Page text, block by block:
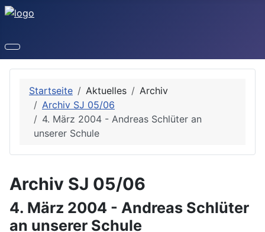
Startseite Aktuelles
Archiv
Archiv SJ 05/06
4. März 2004 - Andreas Schlüter an
unserer Schule
Archiv SJ 05/06
4. März 2004 - Andreas Schlüter
an unserer Schule